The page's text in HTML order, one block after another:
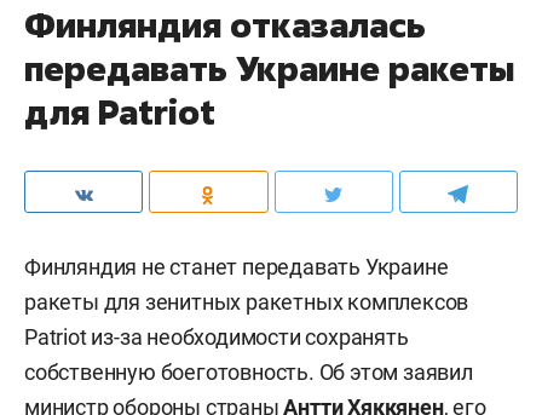
Финляндия отказалась
передавать Украине ракеты
для Patriot
Финляндия не станет передавать Украине
ракеты для зенитных ракетных комплексов
Patriot из-за необходимости сохранять
собственную боеготовность. Об этом заявил
министр обороны страныАнтти Хяккянен, его